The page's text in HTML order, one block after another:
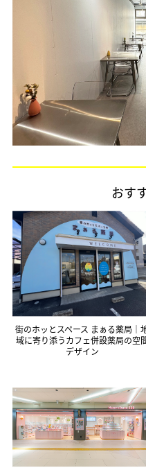
おす
街のホッとスペース まぁる薬局｜
域に寄り添うカフェ併設薬局の空
デザイン